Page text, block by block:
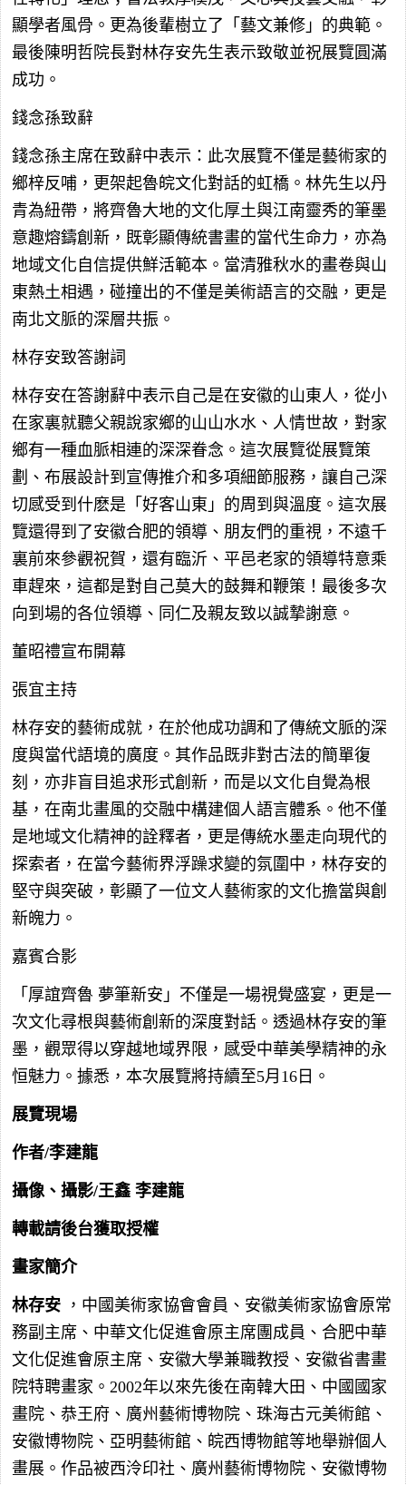
顯學者風骨。更為後輩樹立了「藝文兼修」的典範。
最後陳明哲院長對林存安先生表示致敬並祝展覽圓滿
成功。
錢念孫致辭
錢念孫主席在致辭中表示：此次展覽不僅是藝術家的
鄉梓反哺，更架起魯皖文化對話的虹橋。林先生以丹
青為紐帶，將齊魯大地的文化厚土與江南靈秀的筆墨
意趣熔鑄創新，既彰顯傳統書畫的當代生命力，亦為
地域文化自信提供鮮活範本。當清雅秋水的畫卷與山
東熱土相遇，碰撞出的不僅是美術語言的交融，更是
南北文脈的深層共振。
林存安致答謝詞
林存安在答謝辭中表示自己是在安徽的山東人，從小
在家裏就聽父親說家鄉的山山水水、人情世故，對家
鄉有一種血脈相連的深深眷念。這次展覽從展覽策
劃、布展設計到宣傳推介和多項細節服務，讓自己深
切感受到什麽是「好客山東」的周到與溫度。這次展
覽還得到了安徽合肥的領導、朋友們的重視，不遠千
裏前來參觀祝賀，還有臨沂、平邑老家的領導特意乘
車趕來，這都是對自己莫大的鼓舞和鞭策！最後多次
向到場的各位領導、同仁及親友致以誠摯謝意。
董昭禮宣布開幕
張宜主持
林存安的藝術成就，在於他成功調和了傳統文脈的深
度與當代語境的廣度。其作品既非對古法的簡單復
刻，亦非盲目追求形式創新，而是以文化自覺為根
基，在南北畫風的交融中構建個人語言體系。他不僅
是地域文化精神的詮釋者，更是傳統水墨走向現代的
探索者，在當今藝術界浮躁求變的氛圍中，林存安的
堅守與突破，彰顯了一位文人藝術家的文化擔當與創
新魄力。
嘉賓合影
「厚誼齊魯 夢筆新安」不僅是一場視覺盛宴，更是一
次文化尋根與藝術創新的深度對話。透過林存安的筆
墨，觀眾得以穿越地域界限，感受中華美學精神的永
恒魅力。據悉，本次展覽將持續至5月16日。
展覽現場
作者/李建龍
攝像、攝影/王鑫 李建龍
轉載請後台獲取授權
畫家簡介
林存安 ，中國美術家協會會員、安徽美術家協會原常
務副主席、中華文化促進會原主席團成員、合肥中華
文化促進會原主席、安徽大學兼職教授、安徽省書畫
院特聘畫家。2002年以來先後在南韓大田、中國國家
畫院、恭王府、廣州藝術博物院、珠海古元美術館、
安徽博物院、亞明藝術館、皖西博物館等地舉辦個人
畫展。作品被西泠印社、廣州藝術博物院、安徽博物